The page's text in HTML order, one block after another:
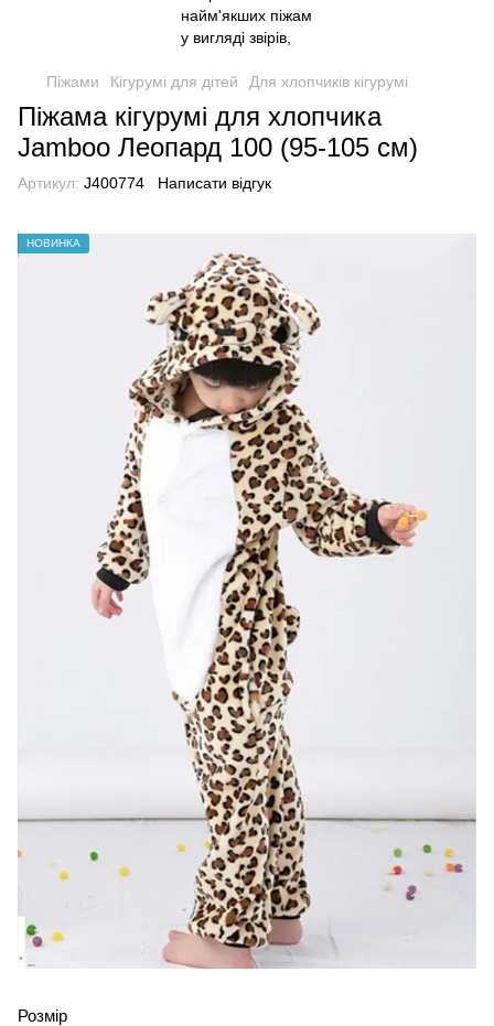
Піжами Кігурумі для дітей Для хлопчиків кігурумі
Піжама кігурумі для хлопчика
Jamboo Леопард 100 (95-105 см)
Артикул: J400774 Написати відгук
НОВИНКА
Розмір